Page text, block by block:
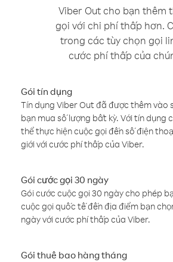
Viber Out cho bạn thêm
gọi với chi phí thấp hơn.
trong các tùy chọn gọi
cước phí thấp của
Gói tín dụng
Tín dụng Viber Out đã được thêm vào
bạn mua số lượng bất kỳ. Với tín dụng
thể thực hiện cuộc gọi đến số điện
giới với cước phí thấp của Viber.
Gói cước gọi 30 ngày
Gói cước cuộc gọi 30 ngày cho phép
cuộc gọi quốc tế đến địa điểm bạn
ngày với cước phí thấp của Viber.
Gói thuê bao hàng tháng